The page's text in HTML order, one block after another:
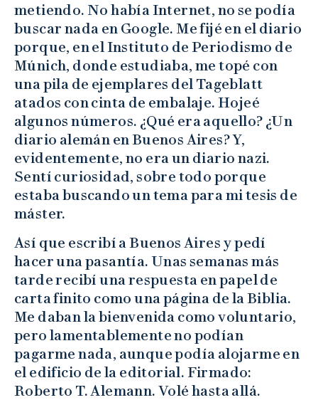
metiendo. No había Internet, no se podía
buscar nada en Google. Me fijé en el diario
porque, en el Instituto de Periodismo de
Múnich, donde estudiaba, me topé con
una pila de ejemplares del Tageblatt
atados con cinta de embalaje. Hojeé
algunos números. ¿Qué era aquello? ¿Un
diario alemán en Buenos Aires? Y,
evidentemente, no era un diario nazi.
Sentí curiosidad, sobre todo porque
estaba buscando un tema para mi tesis de
máster.
Así que escribí a Buenos Aires y pedí
hacer una pasantía. Unas semanas más
tarde recibí una respuesta en papel de
carta finito como una página de la Biblia.
Me daban la bienvenida como voluntario,
pero lamentablemente no podían
pagarme nada, aunque podía alojarme en
el edificio de la editorial. Firmado:
Roberto T. Alemann. Volé hasta allá.